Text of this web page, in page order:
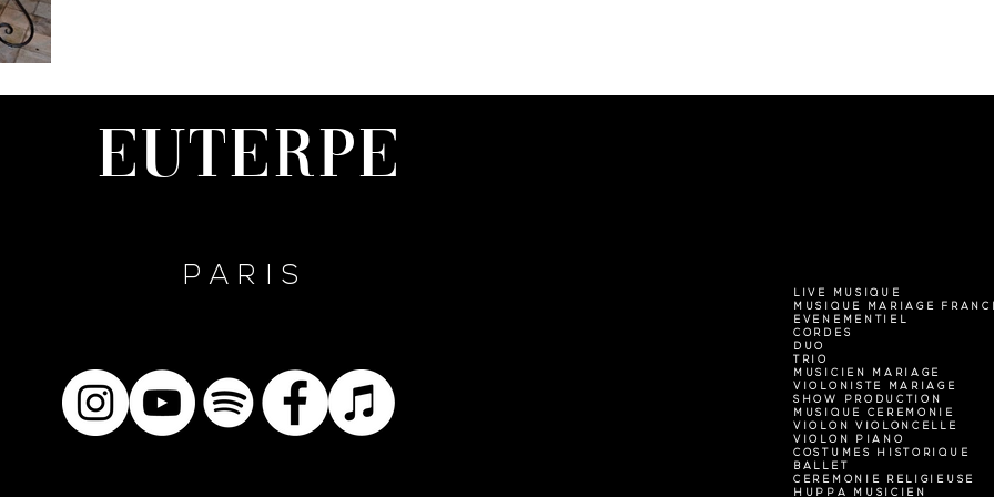
Euterpe
PARIS
LIVE MUSIQUE
MUSIQUE MARIAGE
EVENEMENTIEL
CORDES
DUO
TRIO
MUSICIEN MARIAGE
VIOLONISTE MARIAGE
SHOW PRODUCTION
MUSIQUE CEREMONIE
VIOLON VIOLONCELLE
VIOLON PIANO
COSTUMES HISTORIQUE
BALLET
CEREMONIE RELIGIEUSE
HUPPA MUSICIEN